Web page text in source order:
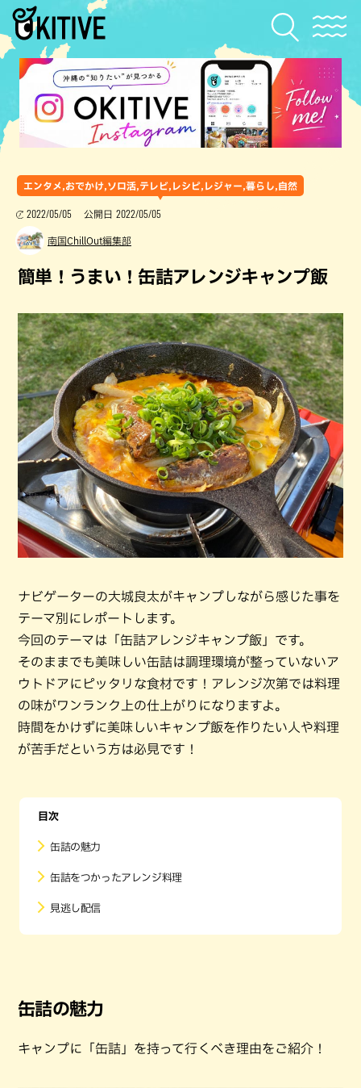
エンタメ,おでかけ,ソロ活,テレビ,レシピ,レジャー,暮らし,自然
2022/05/05 公開日 2022/05/05
南国ChillOut編集部
簡単！うまい！缶詰アレンジキャンプ飯
ナビゲーターの大城良太がキャンプしながら感じた事を
テーマ別にレポートします。
今回のテーマは「缶詰アレンジキャンプ飯」です。
そのままでも美味しい缶詰は調理環境が整っていないア
ウトドアにピッタリな食材です！アレンジ次第では料理
の味がワンランク上の仕上がりになりますよ。
時間をかけずに美味しいキャンプ飯を作りたい人や料理
が苦手だという方は必見です！
目次
缶詰の魅力
缶詰をつかったアレンジ料理
見逃し配信
缶詰の魅力
キャンプに「缶詰」を持って行くべき理由をご紹介！